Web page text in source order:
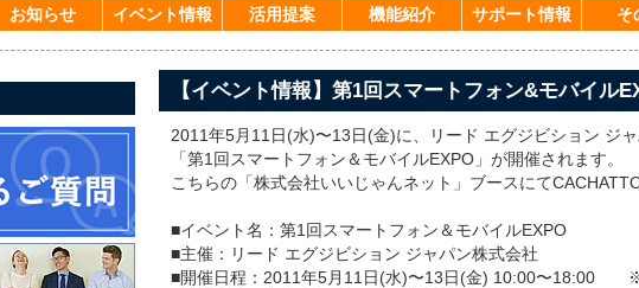
お知らせ イベント情報 活用提案 機能紹介 サポート情報 そ
【イベント情報】第1回スマートフォン&モバイル
2011年5月11日(水)〜13日(金)に、リード エグジビション ジ
「第1回スマートフォン＆モバイルEXPO」が開催されます。
こちらの「株式会社いいじゃんネット」ブースにて
■イベント名：第1回スマートフォン＆モバイルEXPO
■主催：リード エグジビション ジャパン株式会社
■開催日程：2011年5月11日(水)〜13日(金) 10:00〜18:00